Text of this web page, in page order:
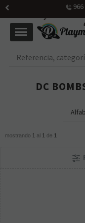
DC
mostrando 1 al 1 de 1